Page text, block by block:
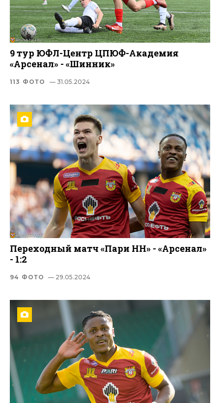
9 тур ЮФЛ-Центр ЦПЮФ-Академия
«Арсенал» - «Шинник»
113 ФОТО — 31.05.2024
Переходный матч «Пари НН» - «Арсенал»
- 1:2
94 ФОТО — 29.05.2024